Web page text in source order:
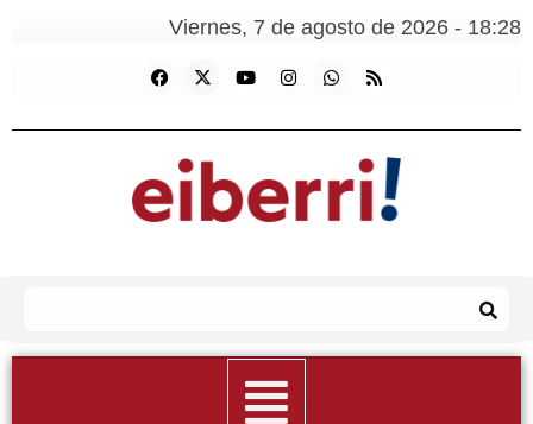
Viernes, 7 de agosto de 2026 - 18:28